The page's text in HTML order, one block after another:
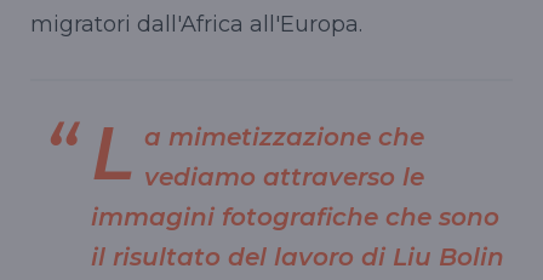
migratori dall'Africa all'Europa.
L a mimetizzazione che
vediamo attraverso le
immagini fotografiche che sono
il risultato del lavoro di Liu Bolin